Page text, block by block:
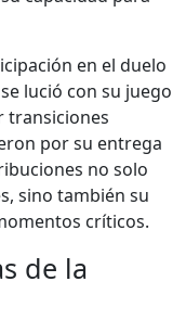
en el duelo
lució con su juego
transiciones
por su entrega
no solo
sino también su
críticos.
de la